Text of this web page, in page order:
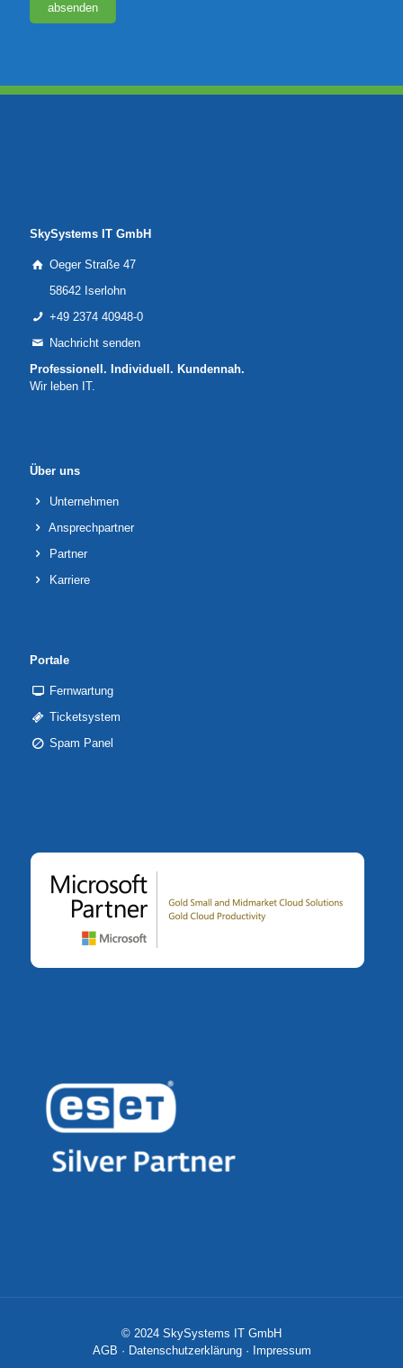
SkySystems IT GmbH
Oeger Straße 47
58642 Iserlohn
+49 2374 40948-0
Nachricht senden
Professionell. Individuell. Kundennah.
Wir leben IT.
Über uns
Unternehmen
Ansprechpartner
Partner
Karriere
Portale
Fernwartung
Ticketsystem
Spam Panel
© 2024 SkySystems IT GmbH
AGB · Datenschutzerklärung· Impressum